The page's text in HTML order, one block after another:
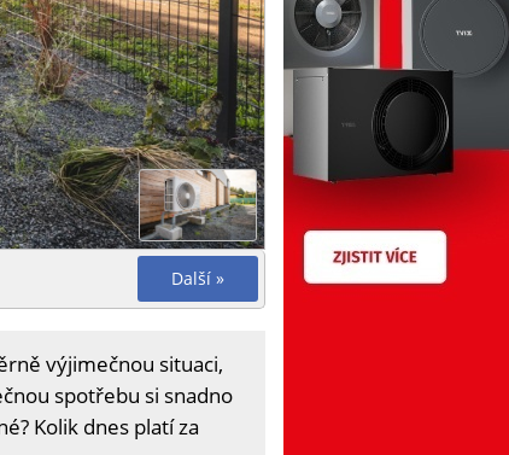
Další »
výjimečnou situaci,
spotřebu si snadno
Kolik dnes platí za